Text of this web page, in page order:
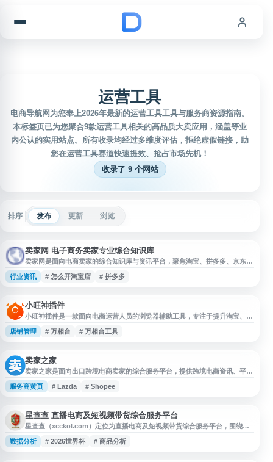
运营工具
电商导航网为您奉上2026年最新的运营工具工具与服务商资源指南。
本标签页已为您聚合9款运营工具相关的高品质大卖应用，涵盖等业
内公认的实用站点。所有收录均经过多维度评估，拒绝虚假链接，助
您在运营工具赛道快速提效、抢占市场先机！
收录了 9 个网站
排序 发布 更新 浏览
卖家网 电子商务卖家专业综合知识库
卖家网是面向电商卖家的综合知识库与资讯平台，聚焦淘宝、拼多多、京东、
跨境电商等领域，提供开店指南、平台规则、店铺运营、淘宝 SEO、直通车
推广、运营工具推荐、培训课程、行业资讯和实操经验等内容，帮助卖家获取
行业资讯 # 怎么开淘宝店 # 拼多多
小旺神插件
小旺神插件是一款面向电商运营人员的浏览器辅助工具，专注于提升淘宝、天
猫等电商平台的运营效率。该插件提供主图批量下载、市场数据分析、商品评
价透视等功能，帮助商家快速获取竞品信息和市场洞察。 核心功能包括万相
商家制定推广策略和优
店铺管理 # 万相台 # 万相台工具
卖家之家
卖家之家是面向出口跨境电商卖家的综合服务平台，提供跨境电商资讯、平台
动态、运营工具、测评黑名单及服务商资源等内容，覆盖亚马逊、TikTok、
Shopee、Lazada、Shopify、独立站等领域，帮助卖家了解行业信息、提升
服务商黄页 # Lazda # Shopee
星查查 直播电商及短视频带货综合服务平台
星查查（xcckol.com）定位为直播电商及短视频带货综合服务平台，围绕达
人、商品、直播和短视频带货等场景提供信息查询与运营参考服务。网站资料
同时包含2026世界杯赛事直播入口、赛程对阵、比分数据及比赛动态等内容，
数据分析 # 2026世界杯 # 商品分析